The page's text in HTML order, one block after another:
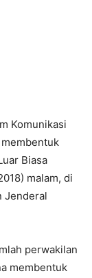
Komunikasi
membentuk
Biasa
malam, di
Jenderal
perwakilan
membentuk